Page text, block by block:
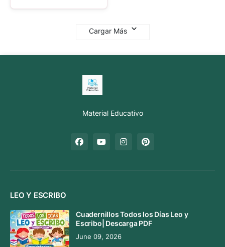
Cargar Más
Material Educativo
LEO Y ESCRIBO
Cuadernillos Todos los Días Leo y
Escribo| Descarga PDF
June 09, 2026